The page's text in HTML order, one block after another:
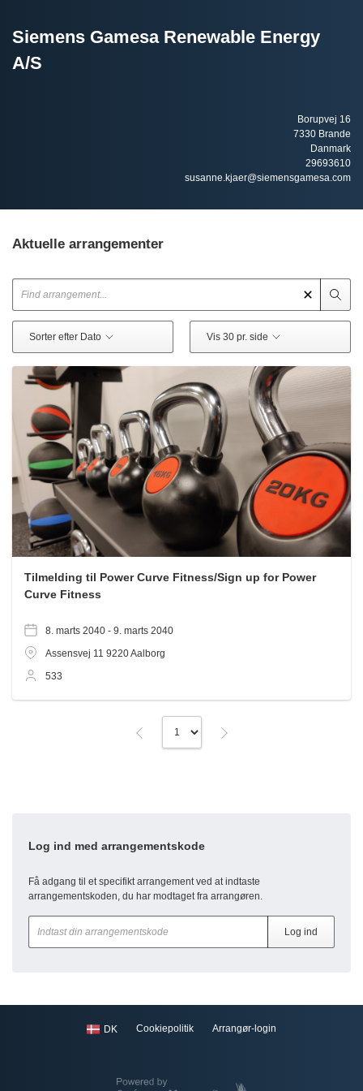
Siemens Gamesa Renewable Energy
A/S
Borupvej 16
7330 Brande
Danmark
29693610
susanne.kjaer@siemensgamesa.com
Aktuelle arrangementer
Sorter efter Dato Vis 30 pr. side
Tilmelding til Power Curve Fitness/Sign up for Power
Curve Fitness
8. marts 2040 - 9. marts 2040
Assensvej 11 9220Aalborg
533
Log ind med arrangementskode
Få adgang til et specifikt arrangement ved at indtaste
arrangementskoden, du har modtaget fra arrangøren.
DK Cookiepolitik Arrangør-login